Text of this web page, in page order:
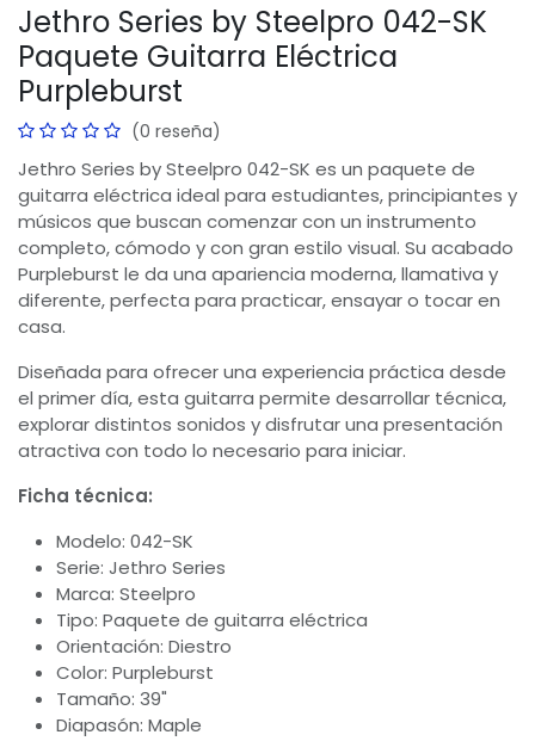
Jethro Series by Steelpro 042-SK
Paquete Guitarra Eléctrica
Purpleburst
(0 reseña)
Jethro Series by Steelpro 042-SK es un paquete de
guitarra eléctrica ideal para estudiantes, principiantes y
músicos que buscan comenzar con un instrumento
completo, cómodo y con gran estilo visual. Su acabado
Purpleburst le da una apariencia moderna, llamativa y
diferente, perfecta para practicar, ensayar o tocar en
casa.
Diseñada para ofrecer una experiencia práctica desde
el primer día, esta guitarra permite desarrollar técnica,
explorar distintos sonidos y disfrutar una presentación
atractiva con todo lo necesario para iniciar.
Ficha técnica:
Modelo: 042-SK
Serie: Jethro Series
Marca: Steelpro
Tipo: Paquete de guitarra eléctrica
Orientación: Diestro
Color: Purpleburst
Tamaño: 39"
Diapasón: Maple